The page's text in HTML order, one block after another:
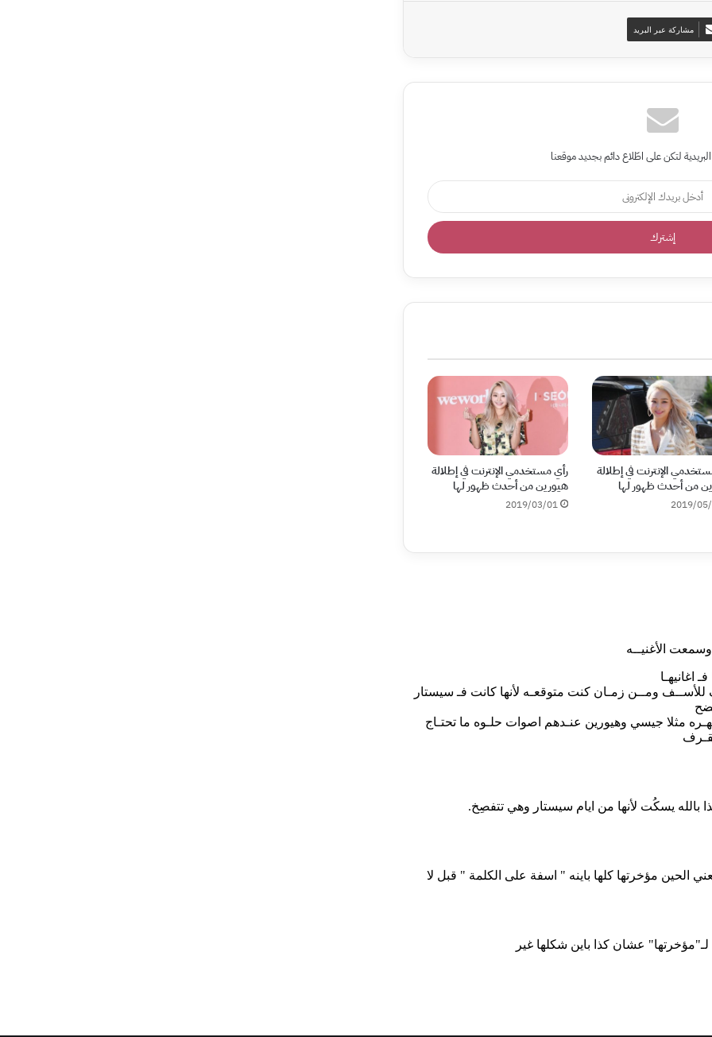
مشاركة عبر البريد
لتكن على اطّلاع دائم بجديد موقعنا
الإنترنت في إطلالة
من أحدث ظهور لها
2019/
رأي مستخدمي الإنترنت في إطلالة
هيورين من أحدث ظهور لها
2019/03/01